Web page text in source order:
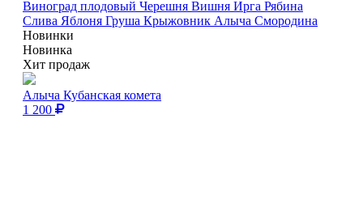
Виноград плодовый Черешня Вишня Ирга Рябина
Слива Яблоня Груша Крыжовник Алыча Смородина
Новинки
Новинка
Хит продаж
Алыча Кубанская комета
1 200